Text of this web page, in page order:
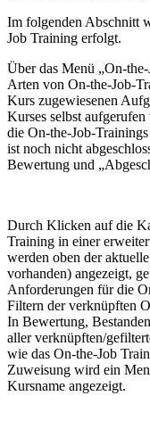
Im folgenden Abschnitt
Job Training erfolgt.
Über das Menü „On-
Arten von On-the-Job-
Kurs zugewiesenen
Kurses selbst
die On-the-Job-
ist noch nicht
Bewertung und
Durch Klicken auf die
Training in einer
werden oben der
vorhanden) angezeigt,
Anforderungen für die
Filtern der verknüpften
In Bewertung,
aller verknüpften/
wie das On-the-Job
Zuweisung wird ein
Kursname angezeigt.